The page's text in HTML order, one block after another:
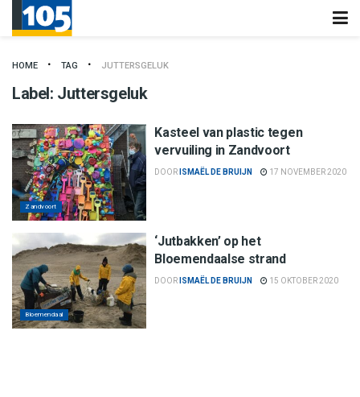
HOME TAG JUTTERSGELUK
Label: Juttersgeluk
Zandvoort
Kasteel van plastic tegen
vervuiling in Zandvoort
DOOR ISMAËL DE BRUIJN 17 NOVEMBER 2020
Bloemendaal
‘Jutbakken’ op het
Bloemendaalse strand
DOOR ISMAËL DE BRUIJN 15 OKTOBER 2020